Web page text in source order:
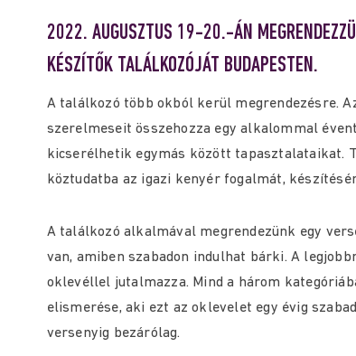
2022. AUGUSZTUS 19-20.-ÁN
KÉSZÍTŐK TALÁLKOZÓJÁT BUDAPESTEN.
A találkozó több okból kerül megrendezésre.
szerelmeseit összehozza egy alkalommal
kicserélhetik egymás között tapasztalataikat.
köztudatba az igazi kenyér fogalmát,
A találkozó alkalmával megrendezünk egy
van, amiben szabadon indulhat bárki. A
oklevéllel jutalmazza. Mind a három
elismerése, aki ezt az oklevelet egy évig
versenyig bezárólag.